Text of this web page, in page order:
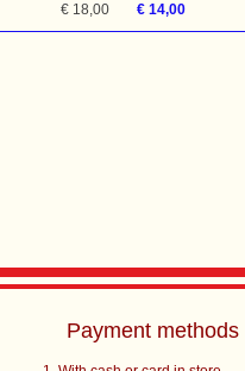
€ 18,00 € 14,00
Payment methods